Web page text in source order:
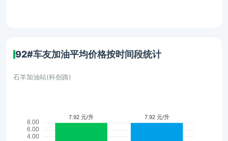
92#车友加油平均价格按时间段统计
石羊加油站(科创路)